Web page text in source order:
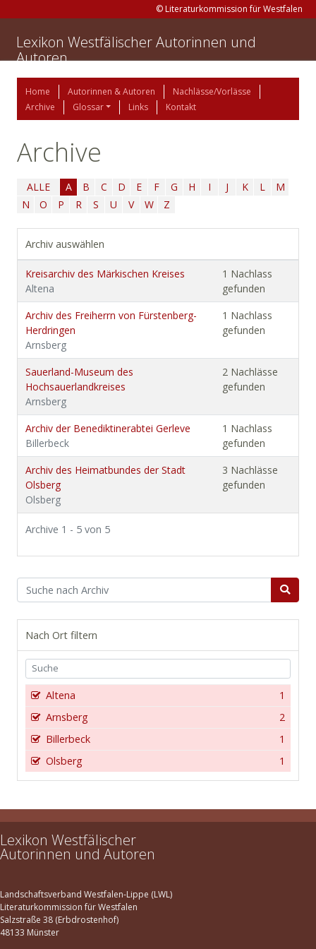
© Literaturkommission für Westfalen
Lexikon Westfälischer Autorinnen und
Autoren
Home Autorinnen & Autoren
Nachlässe/Vorlässe
Archive
Glossar Links Kontakt
Archive
ALLE A B C D E F G H I J K L
M
N
O P R S U V W Z
Archiv auswählen
Kreisarchiv des Märkischen Kreises
Altena
1 Nachlass
gefunden
Archiv des Freiherrn von Fürstenberg-
Herdringen
Arnsberg
1 Nachlass
gefunden
Sauerland-Museum des
Hochsauerlandkreises
Arnsberg
2 Nachlässe
gefunden
Archiv der Benediktinerabtei Gerleve
Billerbeck
1 Nachlass
gefunden
Archiv des Heimatbundes der Stadt
Olsberg
Olsberg
3 Nachlässe
gefunden
Archive 1 - 5 von 5
Nach Ort filtern
1
Altena
2
Arnsberg
1
Billerbeck
1
Olsberg
Lexikon Westfälischer
Autorinnen und Autoren
Landschaftsverband Westfalen-Lippe (LWL)
Literaturkommission für Westfalen
Salzstraße 38 (Erbdrostenhof)
48133 Münster